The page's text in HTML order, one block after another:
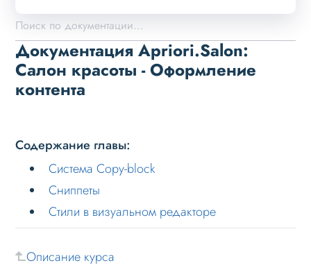
Описание курса
Возможности
Примеры страниц
Установка и обновление
Оформление контента
Система Copy-block
Сниппеты
Слайдер
Документация Apriori.Salon:
Салон красоты - Оформление
контента
Содержание главы:
Система Copy-block
Сниппеты
Стили в визуальном редакторе
Описание курса